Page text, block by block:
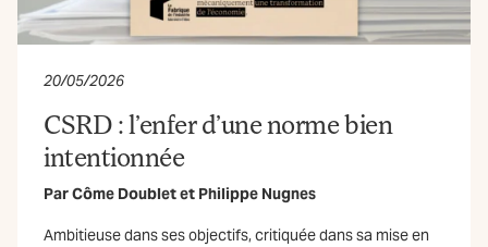
20/05/2026
CSRD : l’enfer d’une norme bien
intentionnée
ParCôme Doubletet Philippe Nugnes
Ambitieuse dans ses objectifs, critiquée dans sa mise en